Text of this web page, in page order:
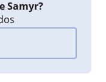
Samyr?